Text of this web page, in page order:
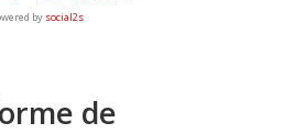
by social2s
de